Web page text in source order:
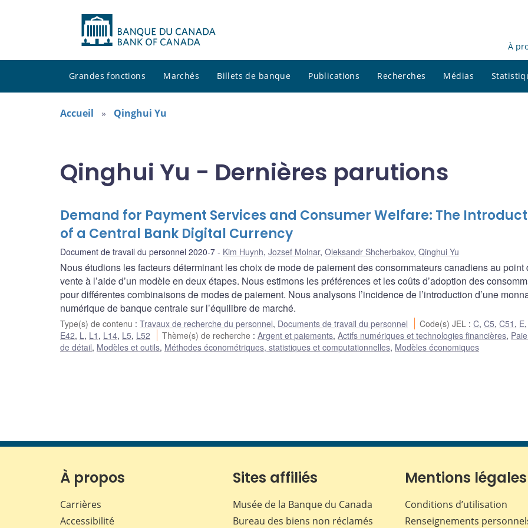
À
Grandes fonctions Marchés Billets de banque Publications Recherches Médias
Accueil Qinghui Yu
Qinghui Yu - Dernières parutions
Demand for Payment Services and Consumer Welfare: The
of a Central Bank Digital Currency
Document de travail du personnel 2020-7 Kim Huynh, Jozsef Molnar, Oleksandr Shcherbakov, Qinghui Yu
Nous étudions les facteurs déterminant les choix de mode de paiement des consommateurs canadiens au point
vente à l’aide d’un modèle en deux étapes. Nous estimons les préférences et les coûts d’adoption des
pour différentes combinaisons de modes de paiement. Nous analysons l’incidence de l’introduction d’une
numérique de banque centrale sur l’équilibre de marché.
Type(s) de contenu : Travaux de recherche du personnel, Documents de travail du personnel Code(s) JEL :C,C5,C51 , E,
E42, L, L1 , L14, L5, L52 Thème(s) de recherche :Argent et paiements,Actifs numériques et technologies financières,
de détail, Modèles et outils, Méthodes économétriques, statistiques et computationnelles, Modèles économiques
À propos
Carrières
Accessibilité
Sites affiliés
Musée de la Banque du Canada
Bureau des biens non réclamés
Mentions légales
Conditions d’utilisation
Renseignements